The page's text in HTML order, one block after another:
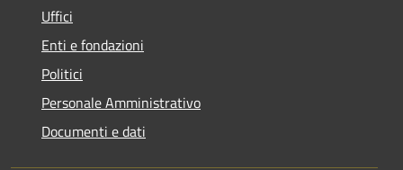
Uffici
Enti e fondazioni
Politici
Personale Amministrativo
Documenti e dati